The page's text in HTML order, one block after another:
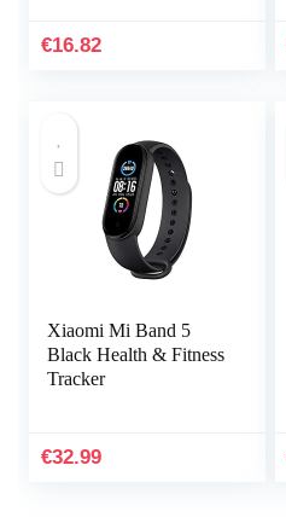
Verstelbare
€16.82
Xiaomi Mi Band 5
Black Health & Fitness
Tracker
€32.99